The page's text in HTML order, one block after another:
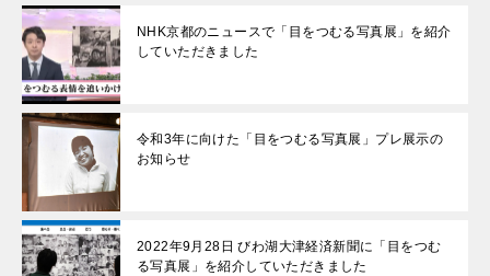
NHK京都のニュースで「目をつむる写真展」を紹介
していただきました
令和3年に向けた「目をつむる写真展」プレ展示の
お知らせ
2022年9月28日 びわ湖大津経済新聞に「目をつむ
る写真展」を紹介していただきました